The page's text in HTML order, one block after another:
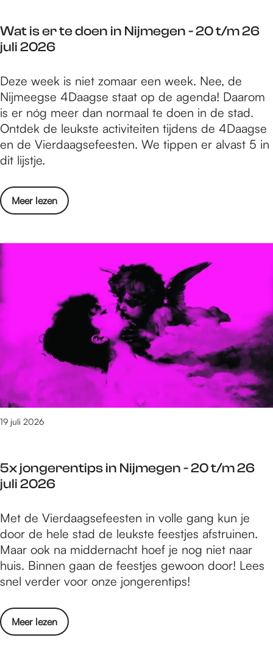
s
t
s
2
0
2
6
g
e
n
2
7
j
u
l
i
/
m
a
u
s
u
2
2
6
s
i
N
i
j
m
e
g
n
-
m
a
u
u
u
s
0
2
6
Wat is er te doen in Nijmegen - 20 t/m 26
juli 2026
W
a
t
i
s
e
t
e
e
n
n
e
g
e
n
2
0
t
m
2
6
j
u
i
2
Deze week is niet zomaar een week. Nee, de
Nijmeegse 4Daagse staat op de agenda! Daarom
is er nóg meer dan normaal te doen in de stad.
Ontdek de leukste activiteiten tijdens de 4Daagse
en de Vierdaagsefeesten. We tippen er alvast 5 in
dit lijstje.
Meer lezen
o
v
e
d
o
i
n
i
j
m
e
g
n
-
5x jongerentips in Nijmegen - 20 t/m 26
juli 2026
19 juli 2026
5
x
j
o
n
e
r
Met de Vierdaagsefeesten in volle gang kun je
door de hele stad de leukste feestjes afstruinen.
Maar ook na middernacht hoef je nog niet naar
huis. Binnen gaan de feestjes gewoon door! Lees
snel verder voor onze jongerentips!
Meer lezen
o
v